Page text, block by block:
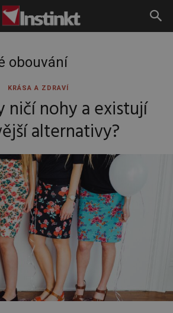
obouvání
KRÁSA A ZDRAVÍ
ničí nohy a existují
alternativy?